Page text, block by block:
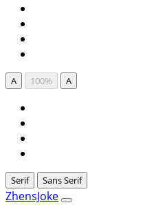
A 100% A
Serif Sans Serif
ZhensJoke